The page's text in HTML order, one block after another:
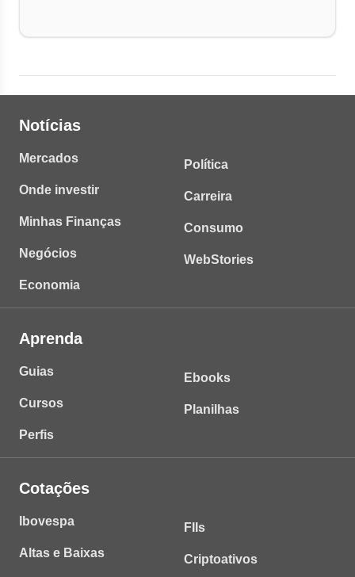
Notícias
Mercados
Onde investir
Minhas Finanças
Negócios
Economia
Política
Carreira
Consumo
WebStories
Aprenda
Guias
Cursos
Perfis
Ebooks
Planilhas
Cotações
Ibovespa
Altas e Baixas
FIIs
Criptoativos